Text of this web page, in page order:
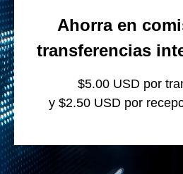
Ahorra en
transferencias
$5.00 USD por
y $2.50 USD por